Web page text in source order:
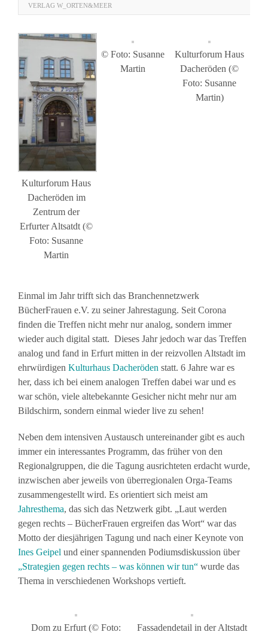
VERLAG W_ORTEN&MEER
Kulturforum Haus
Dacheröden im
Zentrum der
Erfurter Altsatdt (©
Foto: Susanne
Martin
© Foto: Susanne
Martin
Kulturforum Haus
Dacheröden (©
Foto: Susanne
Martin)
Einmal im Jahr trifft sich das Branchennetzwerk
BücherFrauen e.V. zu seiner Jahrestagung. Seit Corona
finden die Treffen nicht mehr nur analog, sondern immer
wieder auch digital statt. Dieses Jahr jedoch war das Treffen
analog und fand in Erfurt mitten in der reizvollen Altstadt im
ehrwürdigen Kulturhaus Dacheröden statt. 6 Jahre war es
her, dass ich bei einem analogen Treffen dabei war und es
war schön, viele altebekannte Gesicher nicht mehr nur am
Bildschirm, sondern einmal wieder live zu sehen!
Neben dem intensiven Austausch untereinander gibt es auch
immer ein interessantes Programm, das früher von den
Regionalgruppen, die die Tagung ausrichteten erdacht wurde,
inzwischen aber jeweils von überregionalen Orga-Teams
zusammengestellt wird. Es orientiert sich meist am
Jahresthema, das sich das Netzwerk gibt. „Laut werden
gegen rechts – BücherFrauen ergreifen das Wort“ war das
Motto der diesjährigen Tagung und nach einer Keynote von
Ines Geipel und einer spannenden Podiumsdiskussion über
„Strategien gegen rechts – was können wir tun“ wurde das
Thema in verschiedenen Workshops vertieft.
Dom zu Erfurt (© Foto:
Fassadendetail in der Altstadt